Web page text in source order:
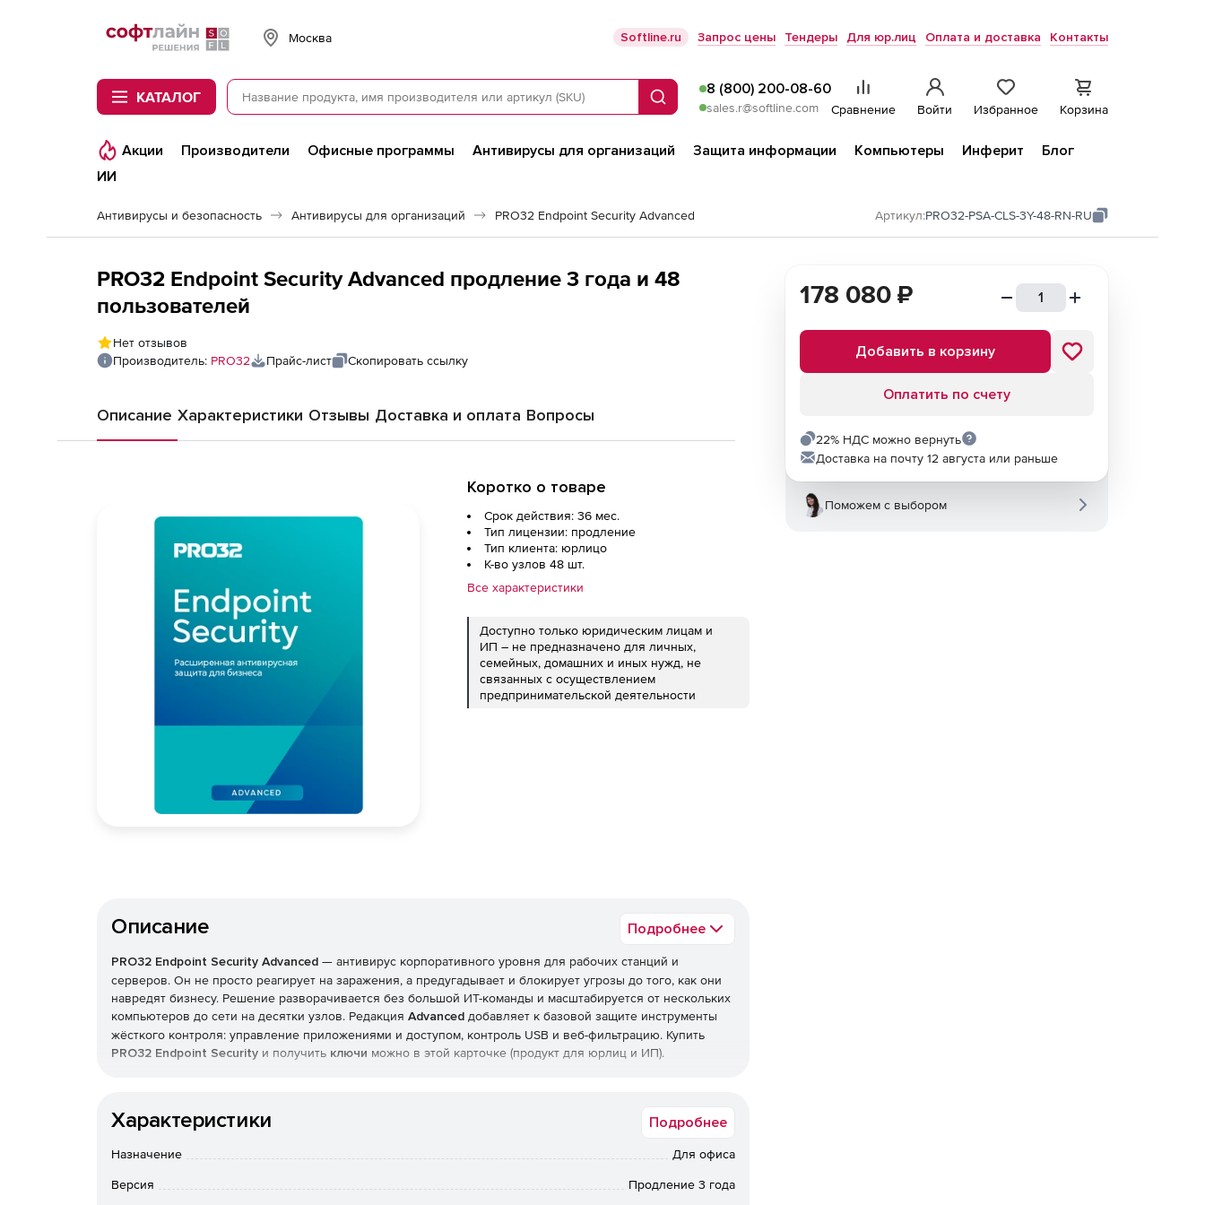
Softline
Москва Softline.ru Запрос цены Тендеры Для юр.лиц Оплата и доставка Контакты
КАТАЛОГ Поиск
8 (800) 200-08-60
sales.r@softline.com Сравнение Войти Избранное Корзина
Акции Производители Офисные программы Антивирусы для организаций Защита информации Компьютеры Инферит
Блог
ИИ
Антивирусы и безопасность Антивирусы для организаций PRO32 Endpoint Security Advanced Артикул:PRO32-PSA-CLS-3Y-48-RN-RU
PRO32 Endpoint Security Advanced продление 3 года и 48
пользователей
Нет отзывов
Производитель: PRO32 Прайс-лист Скопировать ссылку
Описание Характеристики Отзывы Доставка и оплата Вопросы
Коротко о товаре
Срок действия: 36 мес.
Тип лицензии: продление
Тип клиента: юрлицо
К-во узлов 48 шт.
Все характеристики
Доступно только юридическим лицам и
ИП – не предназначено для личных,
семейных, домашних и иных нужд, не
связанных с осуществлением
предпринимательской деятельности
Описание Подробнее
PRO32 Endpoint Security Advanced — антивирус корпоративного уровня для рабочих станций и
серверов. Он не просто реагирует на заражения, а предугадывает и блокирует угрозы до того, как они
навредят бизнесу. Решение разворачивается без большой ИТ-команды и масштабируется от нескольких
компьютеров до сети на десятки узлов. Редакция Advanced добавляет к базовой защите инструменты
жёсткого контроля: управление приложениями и доступом, контроль USB и веб-фильтрацию. Купить
PRO32 Endpoint Security и получить ключи можно в этой карточке (продукт для юрлиц и ИП).
В основе — многоуровневая модель: антивирус, антишпион и антифишинг, защита от руткитов и
программ-вымогателей, фильтрация почты и интернет-трафика. Отмеченные наградами технологии
неизвестные вредоносные программы и эксплойты нулевого дня.
Характеристики Подробнее
Назначение Для офиса
Версия Продление 3 года
178 080 ₽
Добавить в корзину
Оплатить по счету
22% НДС можно вернуть
Доставка на почту 12 августа или раньше
Поможем с выбором